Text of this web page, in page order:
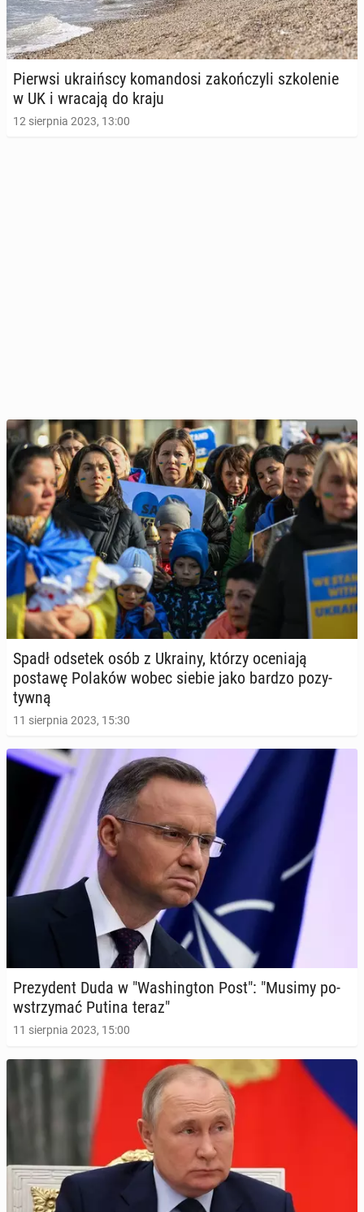
Pierwsi ukra­iń­scy ko­man­do­si za­koń­czy­li szko­le­nie
w UK i wracają do kraju
12 sierpnia 2023, 13:00
Spadł odsetek osób z Ukrainy, którzy oce­nia­ją
postawę Polaków wobec siebie jako bardzo po­zy­
tyw­ną
11 sierpnia 2023, 15:30
Pre­zy­dent Duda w "Wa­shing­ton Post": "Musimy po­
wstrzy­mać Putina teraz"
11 sierpnia 2023, 15:00